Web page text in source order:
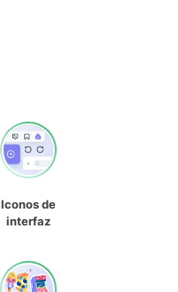
Iconos de
interfaz